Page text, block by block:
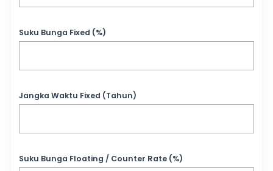
Suku Bunga Fixed (%)
Jangka Waktu Fixed (Tahun)
Suku Bunga Floating / Counter Rate (%)